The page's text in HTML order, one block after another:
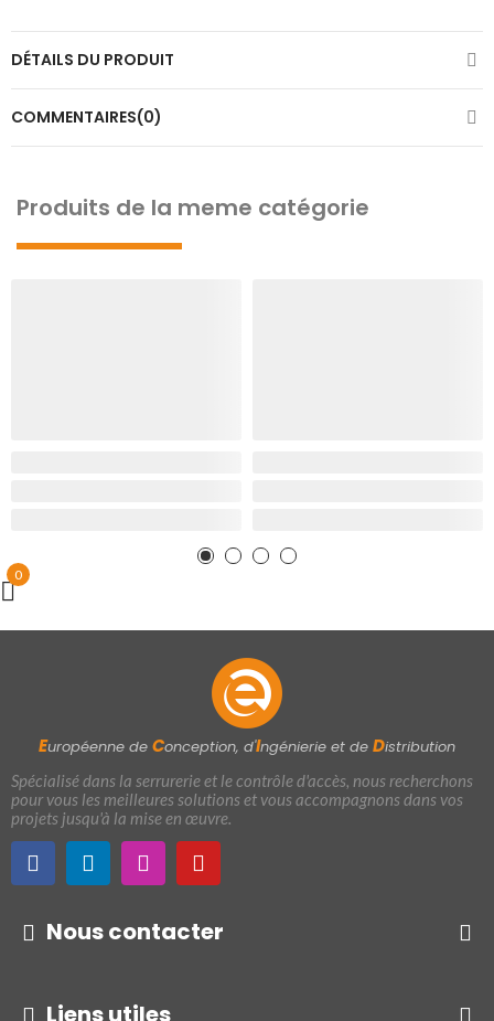
DÉTAILS DU PRODUIT
COMMENTAIRES(0)
Produits de la meme catégorie
0
Européenne de Conception, d'Ingénierie et de Distribution
Spécialisé dans la serrurerie et le contrôle d'accès, nous recherchons
pour vous les meilleures solutions et vous accompagnons dans vos
projets jusqu'à la mise en œuvre.
Nous contacter
Liens utiles